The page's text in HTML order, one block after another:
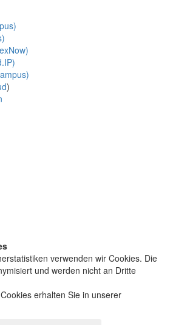
)
verwenden wir Cookies. Die
und werden nicht an Dritte
erhalten Sie in unserer